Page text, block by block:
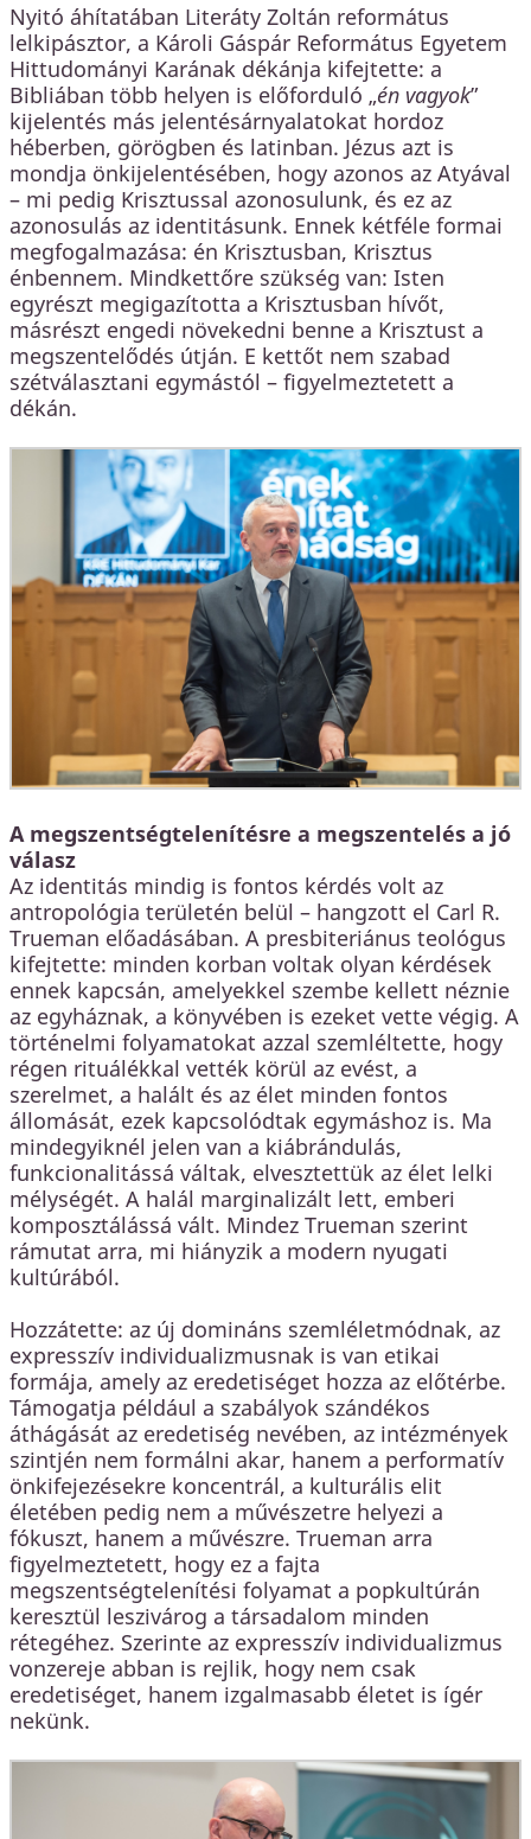
Nyitó áhítatában Literáty Zoltán református
lelkipásztor, a Károli Gáspár Református Egyetem
Hittudományi Karának dékánja kifejtette: a
Bibliában több helyen is előforduló „én vagyok”
kijelentés más jelentésárnyalatokat hordoz
héberben, görögben és latinban. Jézus azt is
mondja önkijelentésében, hogy azonos az Atyával
– mi pedig Krisztussal azonosulunk, és ez az
azonosulás az identitásunk. Ennek kétféle formai
megfogalmazása: én Krisztusban, Krisztus
énbennem. Mindkettőre szükség van: Isten
egyrészt megigazította a Krisztusban hívőt,
másrészt engedi növekedni benne a Krisztust a
megszentelődés útján. E kettőt nem szabad
szétválasztani egymástól – figyelmeztetett a
dékán.
A megszentségtelenítésre a megszentelés a jó
válasz
Az identitás mindig is fontos kérdés volt az
antropológia területén belül – hangzott el Carl R.
Trueman előadásában. A presbiteriánus teológus
kifejtette: minden korban voltak olyan kérdések
ennek kapcsán, amelyekkel szembe kellett néznie
az egyháznak, a könyvében is ezeket vette végig. A
történelmi folyamatokat azzal szemléltette, hogy
régen rituálékkal vették körül az evést, a
szerelmet, a halált és az élet minden fontos
állomását, ezek kapcsolódtak egymáshoz is. Ma
mindegyiknél jelen van a kiábrándulás,
funkcionalitássá váltak, elvesztettük az élet lelki
mélységét. A halál marginalizált lett, emberi
komposztálássá vált. Mindez Trueman szerint
rámutat arra, mi hiányzik a modern nyugati
kultúrából.
Hozzátette: az új domináns szemléletmódnak, az
expresszív individualizmusnak is van etikai
formája, amely az eredetiséget hozza az előtérbe.
Támogatja például a szabályok szándékos
áthágását az eredetiség nevében, az intézmények
szintjén nem formálni akar, hanem a performatív
önkifejezésekre koncentrál, a kulturális elit
életében pedig nem a művészetre helyezi a
fókuszt, hanem a művészre. Trueman arra
figyelmeztetett, hogy ez a fajta
megszentségtelenítési folyamat a popkultúrán
keresztül leszivárog a társadalom minden
rétegéhez. Szerinte az expresszív individualizmus
vonzereje abban is rejlik, hogy nem csak
eredetiséget, hanem izgalmasabb életet is ígér
nekünk.